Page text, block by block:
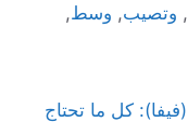
, وتصيب, وسط,
كوراساو في كأس العالم 2026 (فيفا): كل ما تحتاج